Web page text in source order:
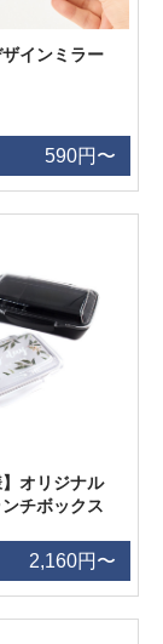
インミラー
590円〜
】オリジナル
チボックス
2,160円〜